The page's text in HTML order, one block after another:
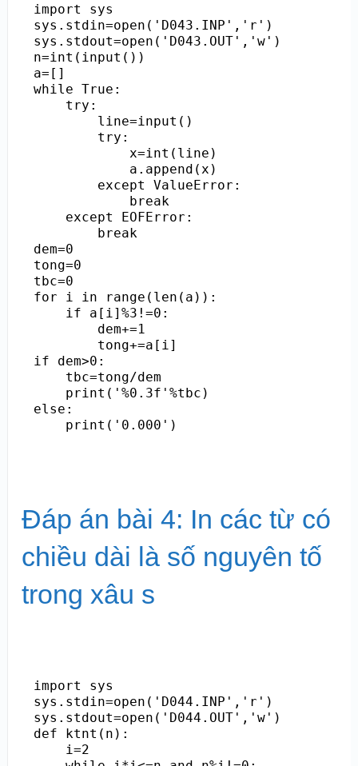
import sys
sys.stdin=open('D043.INP','r')
sys.stdout=open('D043.OUT','w')
n=int(input())
a=[]
while True:
    try:
        line=input()
        try:
            x=int(line)
            a.append(x)
        except ValueError:
            break
    except EOFError:
        break
dem=0
tong=0
tbc=0
for i in range(len(a)):
    if a[i]%3!=0:
        dem+=1
        tong+=a[i]
if dem>0:
    tbc=tong/dem
    print('%0.3f'%tbc)
else:
Đáp án bài 4: In các từ có
chiều dài là số nguyên tố
trong xâu s
import sys
sys.stdin=open('D044.INP','r')
sys.stdout=open('D044.OUT','w')
def ktnt(n):
    i=2